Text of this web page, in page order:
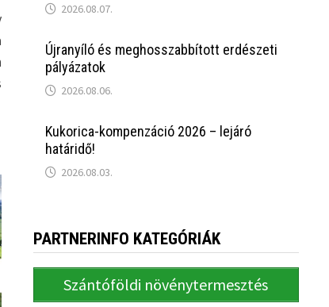
2026.08.07.
Újranyíló és meghosszabbított erdészeti
pályázatok
2026.08.06.
Kukorica-kompenzáció 2026 – lejáró
határidő!
2026.08.03.
PARTNERINFO KATEGÓRIÁK
Szántóföldi növénytermesztés